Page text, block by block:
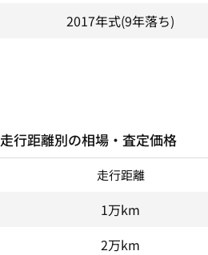
2017年式(9年落ち)
走行距離別の相場・査定価格
走行距離
1万km
2万km